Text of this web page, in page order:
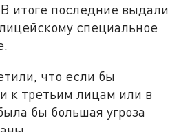
итоге последние выдали
специальное
что если бы
к третьим лицам или в
бы большая угроза